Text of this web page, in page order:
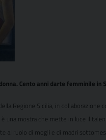
Cento anni darte femminile in
Regione Sicilia, in collaborazione
 è una mostra che mette in luce il
al ruolo di mogli e di madri